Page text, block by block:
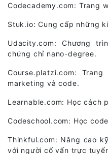
Codecademy.com: Trang
Stuk.io: Cung cấp những
Udacity.com: Chương
chứng chỉ nano-degree.
Course.platzi.com:
marketing và code.
Learnable.com: Học cách
Codeschool.com: Học
Thinkful.com: Nâng cao
với người cố vấn trực